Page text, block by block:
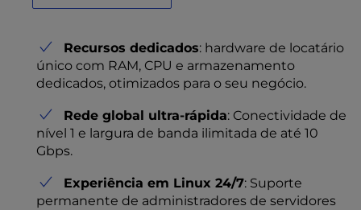
Recursos dedicados: hardware de locatário
único com RAM, CPU e armazenamento
dedicados, otimizados para o seu negócio.
Rede global ultra-rápida: Conectividade de
nível 1 e largura de banda ilimitada de até 10
Gbps.
Experiência em Linux 24/7: Suporte
permanente de administradores de servidores